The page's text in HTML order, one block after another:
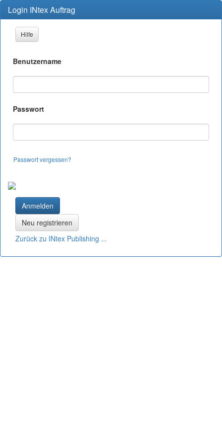
Login INtex Auftrag
Hilfe
Benutzername
Passwort
Passwort vergessen?
Anmelden
Neu registrieren
Zurück zu INtex Publishing ...